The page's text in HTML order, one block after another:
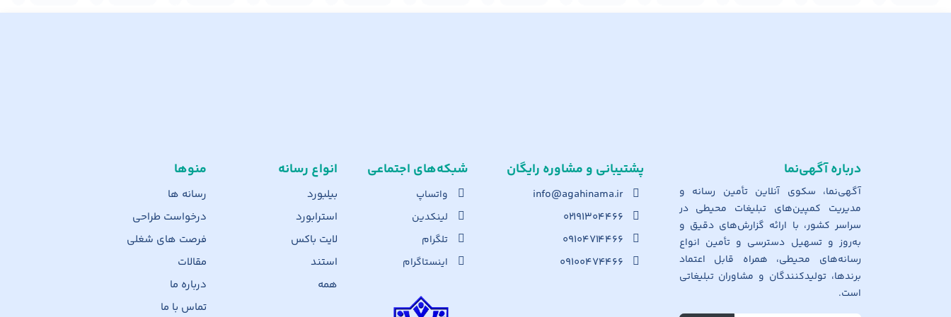
منوها
رسانه ها
درخواست طراحی
فرصت های شغلی
مقالات
درباره ما
تماس با ما
انواع رسانه
بیلبورد
استرابورد
لایت باکس
استند
همه
شبکه‌های اجت​ماعی
واتساپ
لینکدین
تلگرام
اینستاگرام
پشتیبانی و مشاوره رایگان
info@agahinama.ir
۰۲۱۹۱۳۰۴۴۶۶
۰۹۱۰۴۷۱۴۴۶۶
۰۹۱۰۰۴۷۴۴۶۶
درباره آگهی‌نما
آگهی‌نما، سکوی آنلاین تأمین رسانه و
مدیریت کمپین‌های تبلیغات محیطی در
سراسر کشور، با ارائه گزارش‌های دقیق و
به‌روز و تسهیل دسترسی و تأمین انواع
رسانه‌های محیطی، همراه قابل اعتماد
برندها، تولیدکنندگان و مشاوران تبلیغاتی
است.